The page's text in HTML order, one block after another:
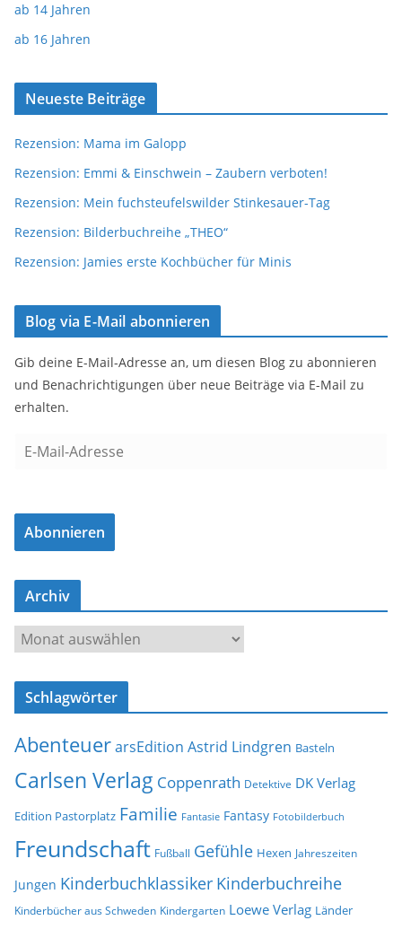
ab 14 Jahren
ab 16 Jahren
Neueste Beiträge
Rezension: Mama im Galopp
Rezension: Emmi & Einschwein – Zaubern verboten!
Rezension: Mein fuchsteufelswilder Stinkesauer-Tag
Rezension: Bilderbuchreihe „THEO“
Rezension: Jamies erste Kochbücher für Minis
Blog via E-Mail abonnieren
Gib deine E-Mail-Adresse an, um diesen Blog zu abonnieren
und Benachrichtigungen über neue Beiträge via E-Mail zu
erhalten.
a
l
-
d
s
e
Abonnieren
Archiv
r
c
v
Schlagwörter
AbenteuerarsEdition Astrid Lindgren Basteln
Carlsen Verlag Coppenrath Detektive DK Verlag
Edition Pastorplatz Familie Fantasie Fantasy Fotobilderbuch
Freundschaft Fußball Gefühle Hexen Jahreszeiten
Jungen Kinderbuchklassiker Kinderbuchreihe
Kinderbücher aus Schweden Kindergarten Loewe Verlag Länder